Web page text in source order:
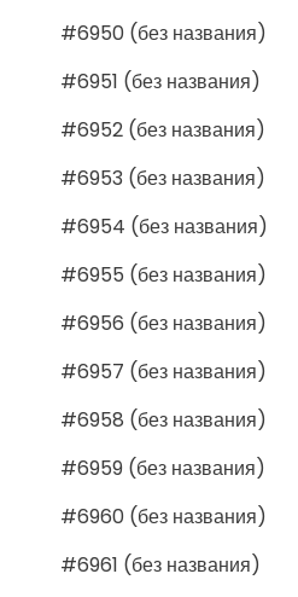
#6950 (без названия)
#6951 (без названия)
#6952 (без названия)
#6953 (без названия)
#6954 (без названия)
#6955 (без названия)
#6956 (без названия)
#6957 (без названия)
#6958 (без названия)
#6959 (без названия)
#6960 (без названия)
#6961 (без названия)